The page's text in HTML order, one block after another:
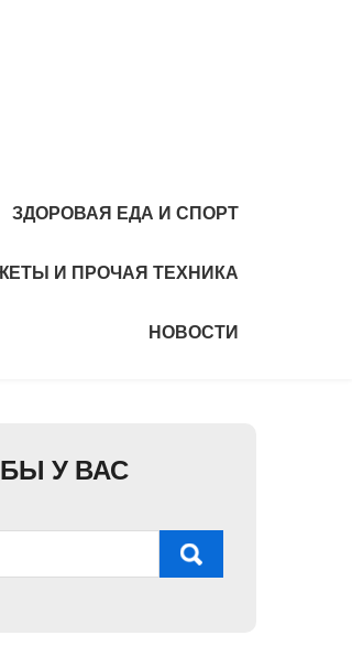
ЗДОРОВАЯ ЕДА И СПОРТ
И ПРОЧАЯ ТЕХНИКА
НОВОСТИ
У ВАС